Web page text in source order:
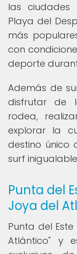
las ciudades
Playa del
más
con
deporte
Además de
disfrutar de
rodea,
explorar la
destino único
surf
Punta del
Joya del
Punta del
Atlántico" y